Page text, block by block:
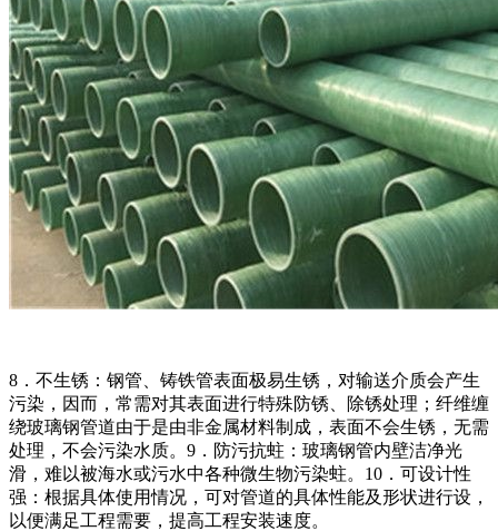
8．不生锈：钢管、铸铁管表面极易生锈，对输送介质会产生
污染，因而，常需对其表面进行特殊防锈、除锈处理；纤维缠
绕玻璃钢管道由于是由非金属材料制成，表面不会生锈，无需
处理，不会污染水质。9．防污抗蛀：玻璃钢管内壁洁净光
滑，难以被海水或污水中各种微生物污染蛀。10．可设计性
强：根据具体使用情况，可对管道的具体性能及形状进行设，
以便满足工程需要，提高工程安装速度。